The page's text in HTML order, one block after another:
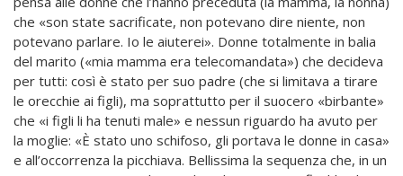
che «son state sacrificate, non potevano dire niente, non
potevano parlare. Io le aiuterei». Donne totalmente in balia
del marito («mia mamma era telecomandata») che decideva
per tutti: così è stato per suo padre (che si limitava a tirare
le orecchie ai figli), ma soprattutto per il suocero «birbante»
che «i figli li ha tenuti male» e nessun riguardo ha avuto per
la moglie: «È stato uno schifoso, gli portava le donne in casa»
e all’occorrenza la picchiava. Bellissima la sequenza che, in un